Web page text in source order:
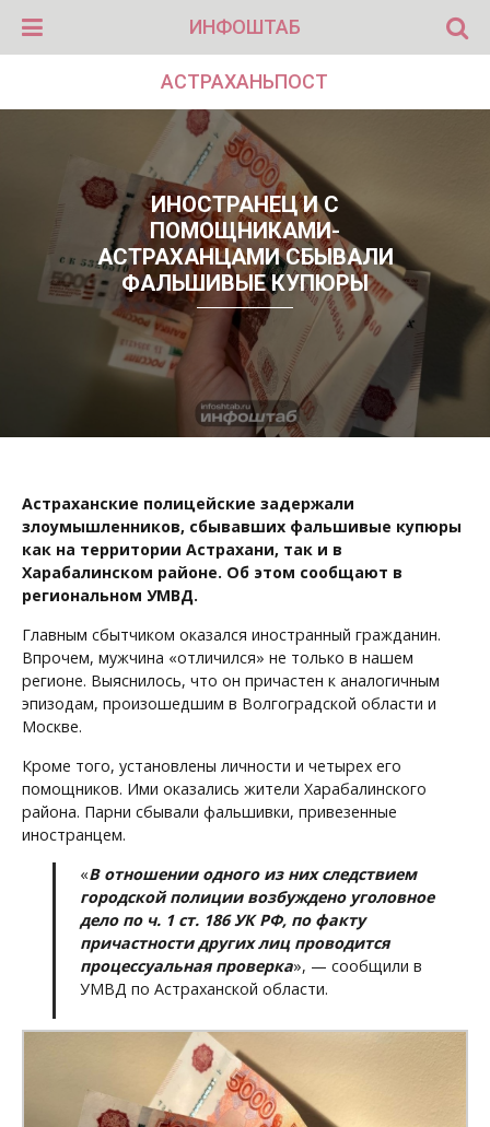
ИНФОШТАБ
АСТРАХАНЬПОСТ
ИНОСТРАНЕЦ И С
ПОМОЩНИКАМИ-
АСТРАХАНЦАМИ СБЫВАЛИ
ФАЛЬШИВЫЕ КУПЮРЫ
Астраханские полицейские задержали
злоумышленников, сбывавших фальшивые купюры
как на территории Астрахани, так и в
Харабалинском районе. Об этом сообщают в
региональном УМВД.
Главным сбытчиком оказался иностранный гражданин.
Впрочем, мужчина «отличился» не только в нашем
регионе. Выяснилось, что он причастен к аналогичным
эпизодам, произошедшим в Волгоградской области и
Москве.
Кроме того, установлены личности и четырех его
помощников. Ими оказались жители Харабалинского
района. Парни сбывали фальшивки, привезенные
иностранцем.
«В отношении одного из них следствием
городской полиции возбуждено уголовное
дело по ч. 1 ст. 186 УК РФ, по факту
причастности других лиц проводится
процессуальная проверка», — сообщили в
УМВД по Астраханской области.